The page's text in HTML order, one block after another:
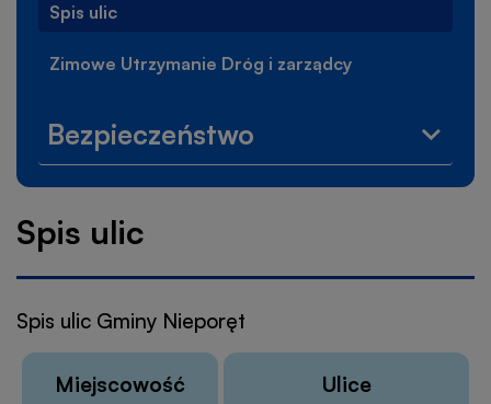
Spis ulic
Zimowe Utrzymanie Dróg i zarządcy
Bezpieczeństwo
menu
Spis ulic
Spis ulic Gminy Nieporęt
Miejscowość Ulice